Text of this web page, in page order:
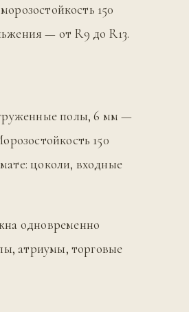
150
— от R9 до R13.
полы, 6 мм —
150
цоколи, входные
одновременно
атриумы, торговые